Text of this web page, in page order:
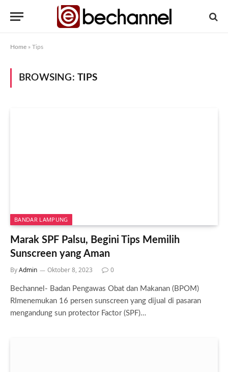
Home » Tips
BROWSING: TIPS
BANDAR LAMPUNG
Marak SPF Palsu, Begini Tips Memilih
Sunscreen yang Aman
ByAdmin Oktober 8, 2023 0
Bechannel- Badan Pengawas Obat dan Makanan (BPOM)
RImenemukan 16 persen sunscreen yang dijual di pasaran
mengandung sun protector Factor (SPF)…